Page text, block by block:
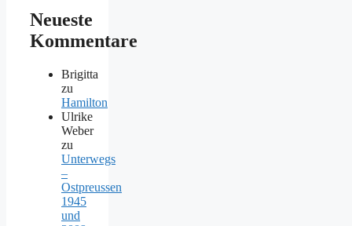
Neueste
Kommentare
Brigitta
zu
Hamilton
Ulrike
Weber
zu
Unterwegs
–
Ostpreussen
1945
und